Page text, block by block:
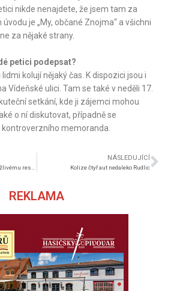
nikde nenajdete, že jsem tam za
je „My, občané Znojma“ a všichni
za nějaké strany.
petici podepsat?
kolují nějaký čas. K dispozici jsou i
Vídeňské ulici. Tam se také v neděli 17.
setkání, kde ji zájemci mohou
o ní diskutovat, případně se
memoranda.
NÁSLEDUJÍCÍ
Kolize čtyř aut nedaleko Rudlic
REKLAMA